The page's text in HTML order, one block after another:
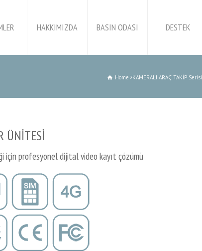
HAKKIMIZDA BASIN ODASI DESTEK
Home KAMERALI ARAÇ TAKİP Serisi
ÜNİTESİ
için profesyonel dijital video kayıt çözümü